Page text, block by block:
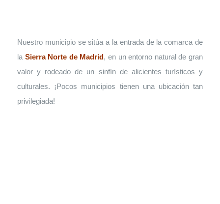
Nuestro municipio se sitúa a la entrada de la comarca de
la Sierra Norte de Madrid, en un entorno natural de gran
valor y rodeado de un sinfín de alicientes turísticos y
culturales. ¡Pocos municipios tienen una ubicación tan
privilegiada!